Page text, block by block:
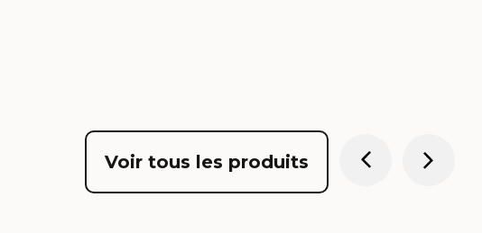
Voir tous les produits